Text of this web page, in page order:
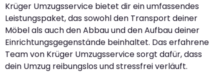
Krüger Umzugsservice bietet dir ein umfassendes
Leistungspaket, das sowohl den Transport deiner
Möbel als auch den Abbau und den Aufbau deiner
Einrichtungsgegenstände beinhaltet. Das erfahrene
Team von Krüger Umzugsservice sorgt dafür, dass
dein Umzug reibungslos und stressfrei verläuft.